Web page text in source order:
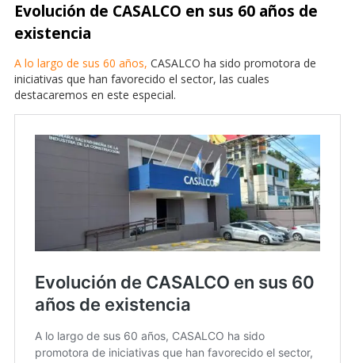
Evolución de CASALCO en sus 60 años de
existencia
A lo largo de sus 60 años, CASALCO ha sido promotora de
iniciativas que han favorecido el sector, las cuales
destacaremos en este especial.